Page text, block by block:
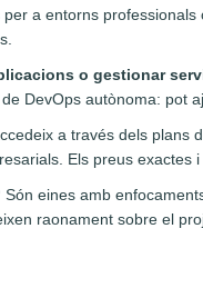
a entorns
o gestionar
DevOps autònoma: pot
a través dels plans
Els preus exactes
Són eines amb
raonament sobre el